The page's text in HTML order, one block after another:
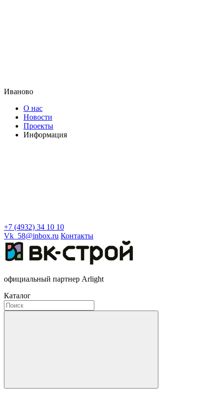
Иваново
О нас
Новости
Проекты
Информация
+7 (4932) 34 10 10
Vk_58@inbox.ru Контакты
официальный партнер Arlight
Каталог